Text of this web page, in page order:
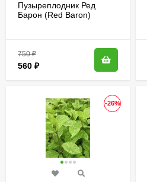
Пузыреплодник Ред
Барон (Red Baron)
750₽
560 ₽
-26%